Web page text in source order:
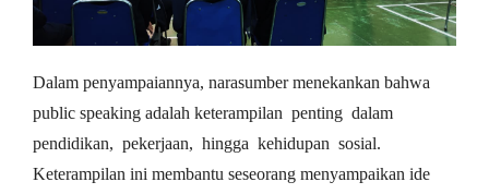
Dalam penyampaiannya, narasumber menekankan bahwa
public speaking adalah keterampilan penting dalam
pendidikan, pekerjaan, hingga kehidupan sosial.
Keterampilan ini membantu seseorang menyampaikan ide